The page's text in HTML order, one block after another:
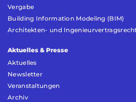
Vergabe
Building Information Modeling (BIM)
Architekten- und
Aktuelles & Presse
Aktuelles
Newsletter
Veranstaltungen
Archiv